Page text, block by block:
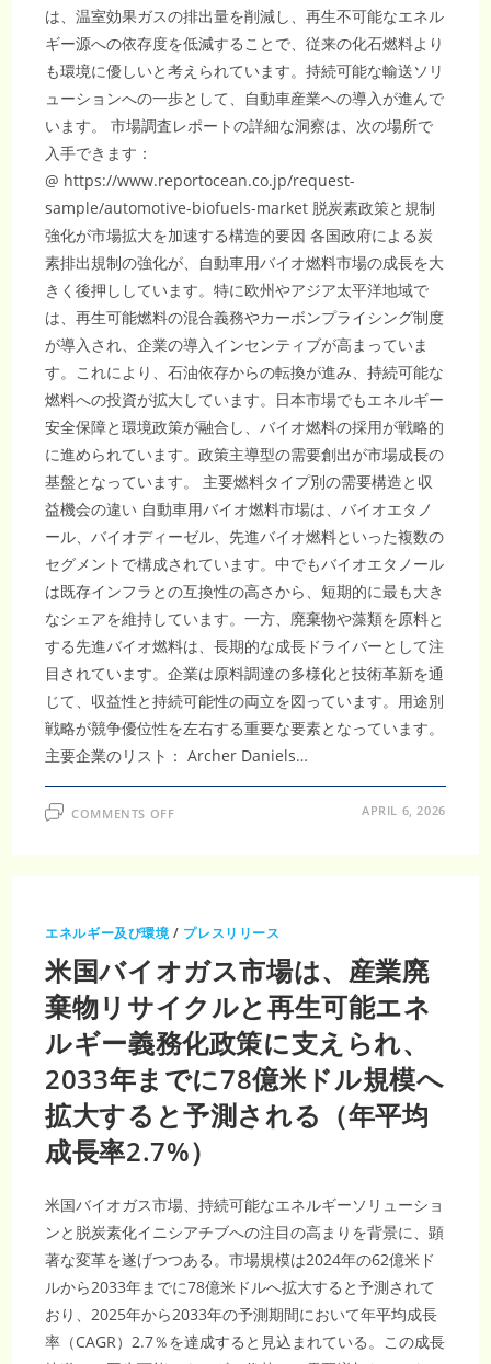
は、温室効果ガスの排出量を削減し、再生不可能なエネル
ギー源への依存度を低減することで、従来の化石燃料より
も環境に優しいと考えられています。持続可能な輸送ソリ
ューションへの一歩として、自動車産業への導入が進んで
います。 市場調査レポートの詳細な洞察は、次の場所で
入手できます：
@ https://www.reportocean.co.jp/request-
sample/automotive-biofuels-market 脱炭素政策と規制
強化が市場拡大を加速する構造的要因 各国政府による炭
素排出規制の強化が、自動車用バイオ燃料市場の成長を大
きく後押ししています。特に欧州やアジア太平洋地域で
は、再生可能燃料の混合義務やカーボンプライシング制度
が導入され、企業の導入インセンティブが高まっていま
す。これにより、石油依存からの転換が進み、持続可能な
燃料への投資が拡大しています。日本市場でもエネルギー
安全保障と環境政策が融合し、バイオ燃料の採用が戦略的
に進められています。政策主導型の需要創出が市場成長の
基盤となっています。 主要燃料タイプ別の需要構造と収
益機会の違い 自動車用バイオ燃料市場は、バイオエタノ
ール、バイオディーゼル、先進バイオ燃料といった複数の
セグメントで構成されています。中でもバイオエタノール
は既存インフラとの互換性の高さから、短期的に最も大き
なシェアを維持しています。一方、廃棄物や藻類を原料と
する先進バイオ燃料は、長期的な成長ドライバーとして注
目されています。企業は原料調達の多様化と技術革新を通
じて、収益性と持続可能性の両立を図っています。用途別
戦略が競争優位性を左右する重要な要素となっています。
主要企業のリスト： Archer Daniels…
COMMENTS OFFON
燃
料
場、
2035
年
に
1,112
億
米
ド
ル
規
模
へ
大
予
｜
CAGR8.75%
で
進
む
脱
炭
素
モ
ビ
リ
テ
APRIL 6, 2026
エネルギー及び環境/ プレスリリース
米国バイオガス市場は、産業廃
棄物リサイクルと再生可能エネ
ルギー義務化政策に支えられ、
2033年までに78億米ドル規模へ
拡大すると予測される（年平均
成長率2.7%）
米国バイオガス市場、持続可能なエネルギーソリューショ
ンと脱炭素化イニシアチブへの注目の高まりを背景に、顕
著な変革を遂げつつある。市場規模は2024年の62億米ド
ルから2033年までに78億米ドルへ拡大すると予測されて
おり、2025年から2033年の予測期間において年平均成長
率（CAGR）2.7％を達成すると見込まれている。この成長